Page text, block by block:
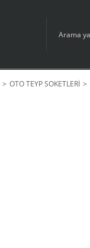
OTO TEYP SOKETLERİ